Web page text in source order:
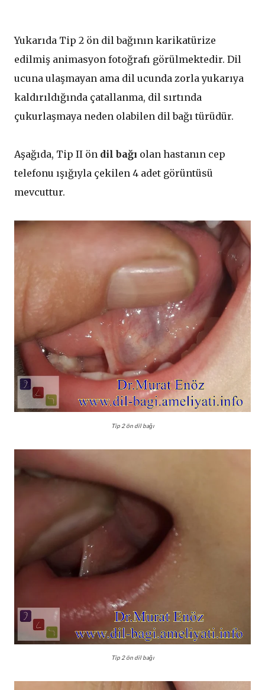
Yukarıda Tip 2 ön dil bağının karikatürize
edilmiş animasyon fotoğrafı görülmektedir. Dil
ucuna ulaşmayan ama dil ucunda zorla yukarıya
kaldırıldığında çatallanma, dil sırtında
çukurlaşmaya neden olabilen dil bağı türüdür.
Aşağıda, Tip II ön dil bağı olan hastanın cep
telefonu ışığıyla çekilen 4 adet görüntüsü
mevcuttur.
Tip 2 ön dil bağı
Tip 2 ön dil bağı